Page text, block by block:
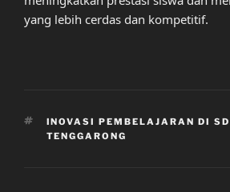
yang lebih cerdas dan kompetitif.
TAGS
INOVASI PEMBELAJARAN DI
TENGGARONG